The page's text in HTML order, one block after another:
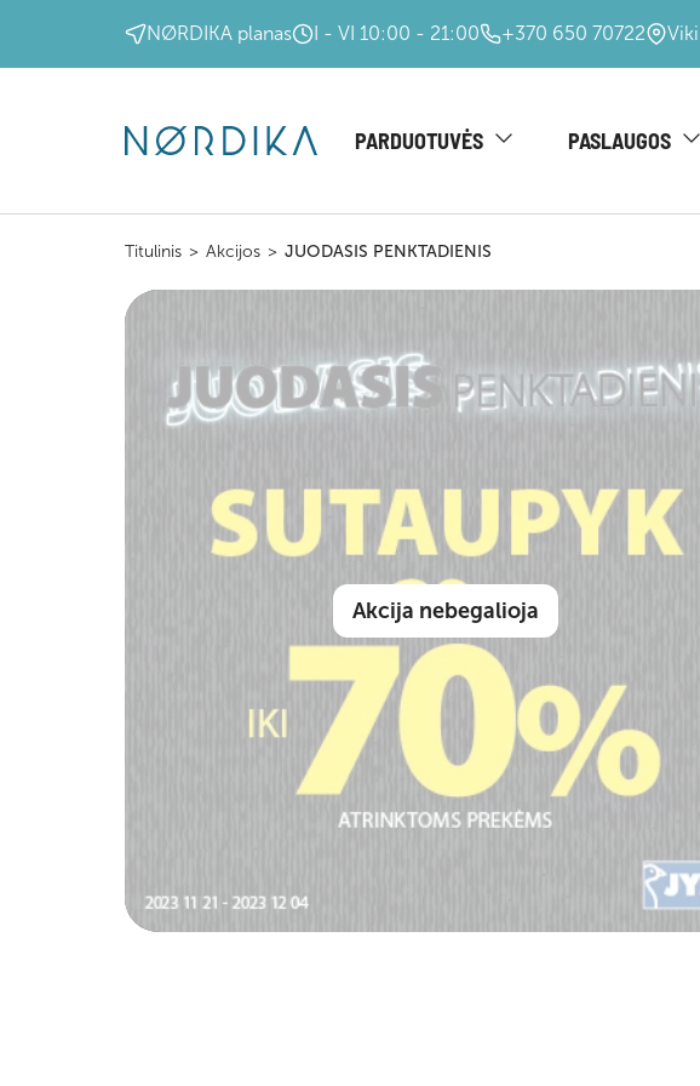
NØRDIKA planas I - VI 10:00 - 21:00 +370 650 70722
PARDUOTUVĖS PASLAUGOS
Titulinis > Akcijos > JUODASIS PENKTADIENIS
Akcija nebegalioja